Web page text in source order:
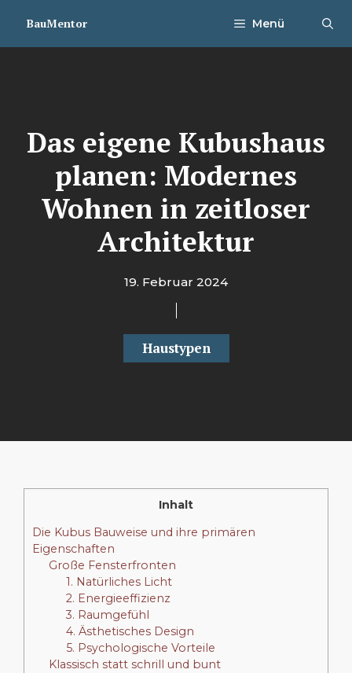
InhaltBauMentor Menü
Das eigene Kubushaus
planen: Modernes
Wohnen in zeitloser
Architektur
19. Februar 2024
Haustypen
Inhalt
Die Kubus Bauweise und ihre primären
Eigenschaften
Große Fensterfronten
1. Natürliches Licht
2. Energieeffizienz
3. Raumgefühl
4. Ästhetisches Design
5. Psychologische Vorteile
Klassisch statt schrill und bunt